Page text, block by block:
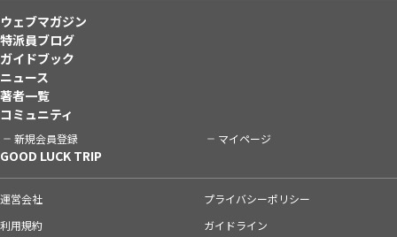
ウェブマガジン
特派員ブログ
ガイドブック
ニュース
著者一覧
コミュニティ
新規会員登録 マイページ
GOOD LUCK TRIP
運営会社
プライバシーポリシー
利用規約
ガイドライン